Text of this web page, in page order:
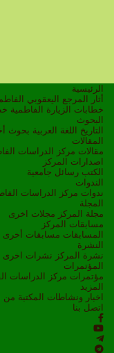
الرئيسية
أثار المرجع اليعقوبي
خطابات الزيارة الفاطمية
البحوث
التاريخ
اللغة العربية بحوث
المقالات
مقالات مركز الدراسات
اصدارات المركز
الكتب رسائل جامعية
الندوات
ندوات مركز الدراسات
المجلة
مجلة المركز مجلات اخرى
مسابقات المركز
المسابقات مسابقات أخرى
النشرة
نشرة المركز نشرات اخرى
المؤتمرات
مؤتمرات مركز الدراسات
المزيد
اخبار ونشاطات
المكتبة من
اتصل بنا